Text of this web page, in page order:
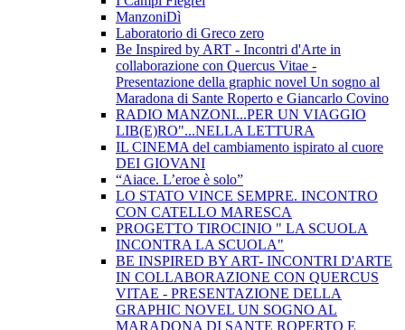
ManzoniDì
Laboratorio di Greco zero
Be Inspired by ART - Incontri d'Arte in
collaborazione con Quercus Vitae -
Presentazione della graphic novel Un sogno al
Maradona di Sante Roperto e Giancarlo Covino
RADIO MANZONI...PER UN VIAGGIO
LIB(E)RO"...NELLA LETTURA
IL CINEMA del cambiamento ispirato al cuore
DEI GIOVANI
“Aiace. L’eroe è solo”
LO STATO VINCE SEMPRE. INCONTRO
CON CATELLO MARESCA
PROGETTO TIROCINIO " LA SCUOLA
INCONTRA LA SCUOLA"
BE INSPIRED BY ART- INCONTRI D'ARTE
IN COLLABORAZIONE CON QUERCUS
VITAE - PRESENTAZIONE DELLA
GRAPHIC NOVEL UN SOGNO AL
MARADONA DI SANTE ROPERTO E